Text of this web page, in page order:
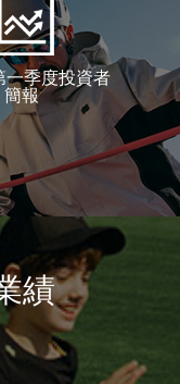
一季度投資者
簡報
績